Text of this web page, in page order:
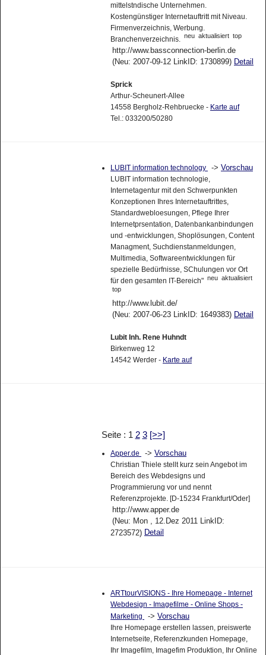
mittelstndische Unternehmen.
Kostengünstiger Internetauftritt mit Niveau.
Firmenverzeichnis, Werbung.
Branchenverzeichnis.
neu aktualisiert top
http://www.bassconnection-berlin.de
(Neu: 2007-09-12 LinkID: 1730899) Detail
Sprick
Arthur-Scheunert-Allee
14558 Bergholz-Rehbruecke - Karte auf
Tel.: 033200/50280
LUBIT information technology -> Vorschau
LUBIT information technologie,
Internetagentur mit den Schwerpunkten
Konzeptionen Ihres Internetauftrittes,
Standardwebloesungen, Pflege Ihrer
Internetprsentation, Datenbankanbindungen
und -entwicklungen, Shoplösungen, Content
Managment, Suchdienstanmeldungen,
Multimedia, Softwareentwicklungen für
spezielle Bedürfnisse, SChulungen vor Ort
für den gesamten IT-Bereich" neu aktualisiert
top
http://www.lubit.de/
(Neu: 2007-06-23 LinkID: 1649383) Detail
Lubit Inh. Rene Huhndt
Birkenweg 12
14542 Werder - Karte auf
Seite : 1 2 3 [>>]
Apper.de -> Vorschau
Christian Thiele stellt kurz sein Angebot im
Bereich des Webdesigns und
Programmierung vor und nennt
Referenzprojekte. [D-15234 Frankfurt/Oder]
http://www.apper.de
(Neu: Mon , 12.Dez 2011 LinkID:
2723572) Detail
ARTtourVISIONS - Ihre Homepage - Internet
Webdesign - Imagefilme - Online Shops -
Marketing
-> Vorschau
Ihre Homepage erstellen lassen, preiswerte
Internetseite, Referenzkunden Homepage,
Ihr Imagefilm, Imagefim Produktion, Ihr Online